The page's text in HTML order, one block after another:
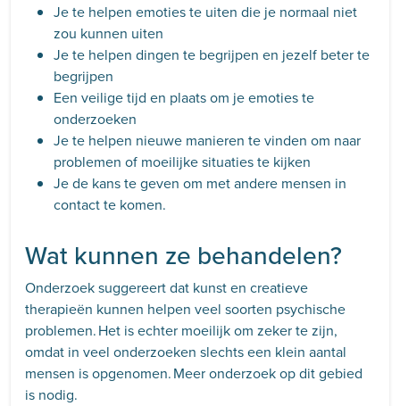
Je te helpen emoties te uiten die je normaal niet
zou kunnen uiten
Je te helpen dingen te begrijpen en jezelf beter te
begrijpen
Een veilige tijd en plaats om je emoties te
onderzoeken
Je te helpen nieuwe manieren te vinden om naar
problemen of moeilijke situaties te kijken
Je de kans te geven om met andere mensen in
contact te komen.
Wat kunnen ze behandelen?
Onderzoek suggereert dat kunst en creatieve
therapieën kunnen helpen veel soorten psychische
problemen. Het is echter moeilijk om zeker te zijn,
omdat in veel onderzoeken slechts een klein aantal
mensen is opgenomen. Meer onderzoek op dit gebied
is nodig.